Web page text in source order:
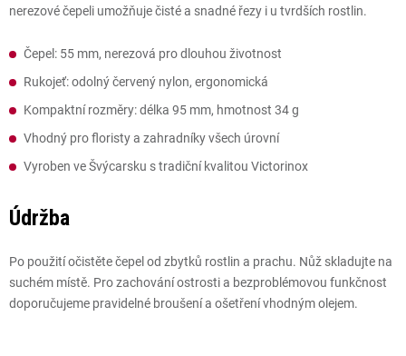
nerezové čepeli umožňuje čisté a snadné řezy i u tvrdších rostlin.
Čepel: 55 mm, nerezová pro dlouhou životnost
Rukojeť: odolný červený nylon, ergonomická
Kompaktní rozměry: délka 95 mm, hmotnost 34 g
Vhodný pro floristy a zahradníky všech úrovní
Vyroben ve Švýcarsku s tradiční kvalitou Victorinox
Údržba
Po použití očistěte čepel od zbytků rostlin a prachu. Nůž skladujte na
suchém místě. Pro zachování ostrosti a bezproblémovou funkčnost
doporučujeme pravidelné broušení a ošetření vhodným olejem.